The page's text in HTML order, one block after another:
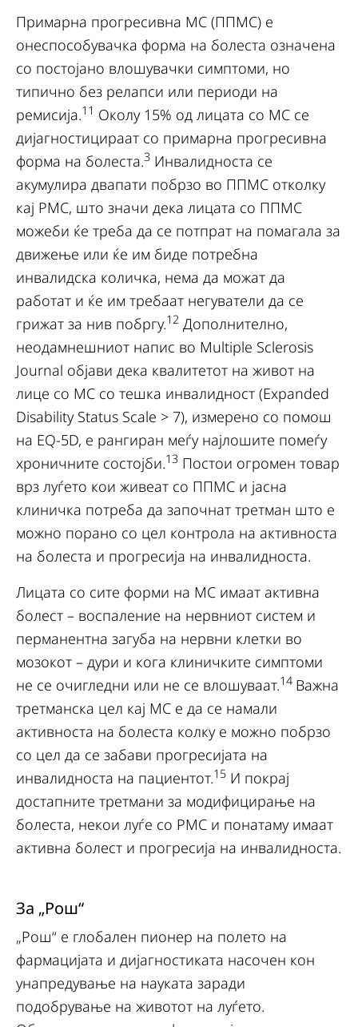
Примарна прогресивна МС (ППМС) е
онеспособувачка форма на болеста означена
со постојано влошувачки симптоми, но
типично без релапси или периоди на
ремисија.11 Околу 15% од лицата со МС се
дијагностицираат со примарна прогресивна
форма на болеста.3 Инвалидноста се
акумулира двапати побрзо во ППМС отколку
кај РМС, што значи дека лицата со ППМС
можеби ќе треба да се потпрат на помагала за
движење или ќе им биде потребна
инвалидска количка, нема да можат да
работат и ќе им требаат негуватели да се
грижат за нив побргу.12 Дополнително,
неодамнешниот напис во Multiple Sclerosis
Journal објави дека квалитетот на живот на
лице со МС со тешка инвалидност (Expanded
Disability Status Scale > 7), измерено со помош
на EQ-5D, е рангиран меѓу најлошите помеѓу
хроничните состојби.13 Постои огромен товар
врз луѓето кои живеат со ППМС и јасна
клиничка потреба да започнат третман што е
можно порано со цел контрола на активноста
на болеста и прогресија на инвалидноста.
Лицата со сите форми на МС имаат активна
болест – воспаление на нервниот систем и
перманентна загуба на нервни клетки во
мозокот – дури и кога клиничките симптоми
не се очигледни или не се влошуваат.14 Важна
третманска цел кај МС е да се намали
активноста на болеста колку е можно побрзо
со цел да се забави прогресијата на
инвалидноста на пациентот.15 И покрај
достапните третмани за модифицирање на
болеста, некои луѓе со РМС и понатаму имаат
активна болест и прогресија на инвалидноста.
За „Рош“
„Рош“ е глобален пионер на полето на
фармацијата и дијагностиката насочен кон
унапредување на науката заради
подобрување на животот на луѓето.